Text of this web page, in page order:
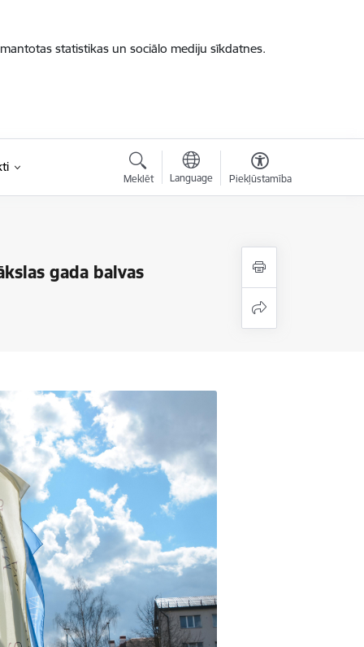
statistikas un sociālo mediju sīkdatnes.
Meklēt Language Piekļūstamība
gada balvas